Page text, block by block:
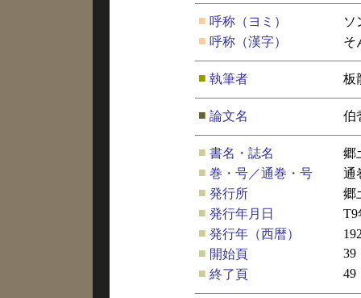
■ 呼称（ヨミ）
ソ
■ 呼称（漢字） そ
■ 執筆者 板
■ 論文名 伯
■ 書名・誌名
郷
■ 巻・号／通巻・号
通
■ 発行所
郷
■ 発行年月日
T9
■ 発行年（西暦）
■ 開始頁
39
■ 終了頁 49